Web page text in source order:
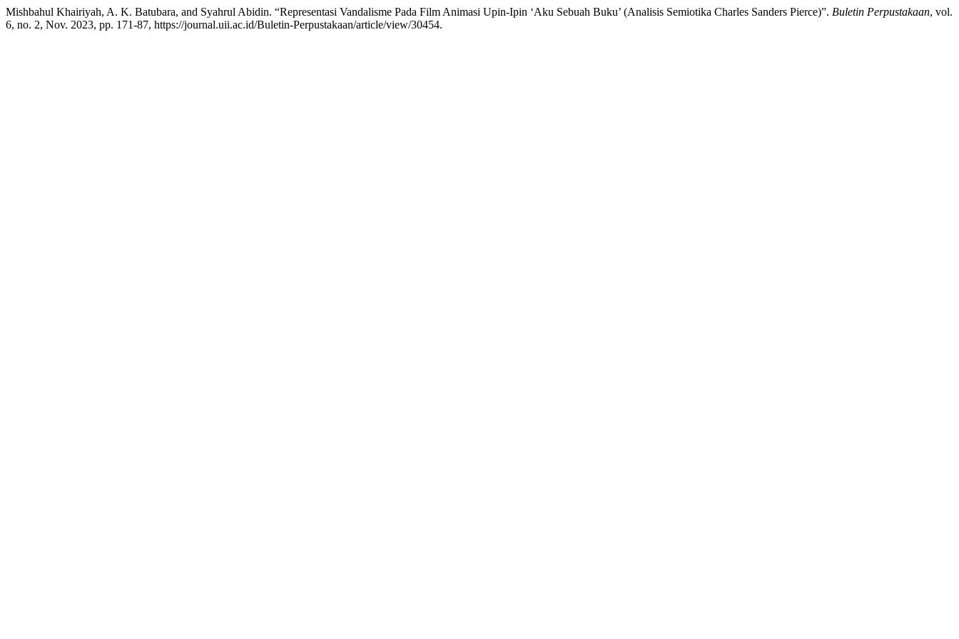
Mishbahul Khairiyah, A. K. Batubara, and Syahrul Abidin. “Representasi Vandalisme Pada Film Animasi Upin-Ipin ‘Aku Sebuah Buku’ (Analisis Semiotika Charles Sanders Pierce)”. Buletin Perpustakaan, vol.
6, no. 2, Nov. 2023, pp. 171-87, https://journal.uii.ac.id/Buletin-Perpustakaan/article/view/30454.